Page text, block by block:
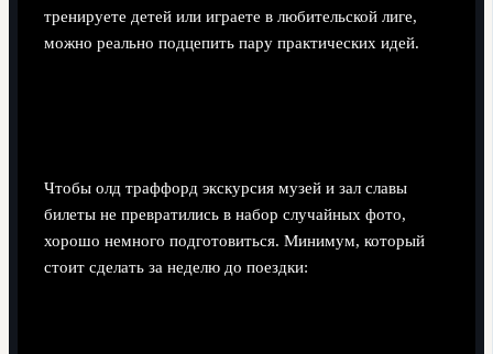
тренируете детей или играете в любительской лиге,
можно реально подцепить пару практических идей.
Чтобы олд траффорд экскурсия музей и зал славы
билеты не превратились в набор случайных фото,
хорошо немного подготовиться. Минимум, который
стоит сделать за неделю до поездки: